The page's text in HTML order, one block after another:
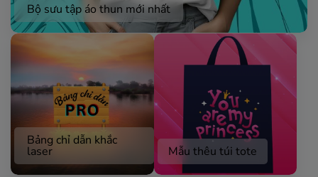
Bộ sưu tập áo thun mới nhất
Bảng chỉ dẫn khắc
laser Mẫu thêu túi tote